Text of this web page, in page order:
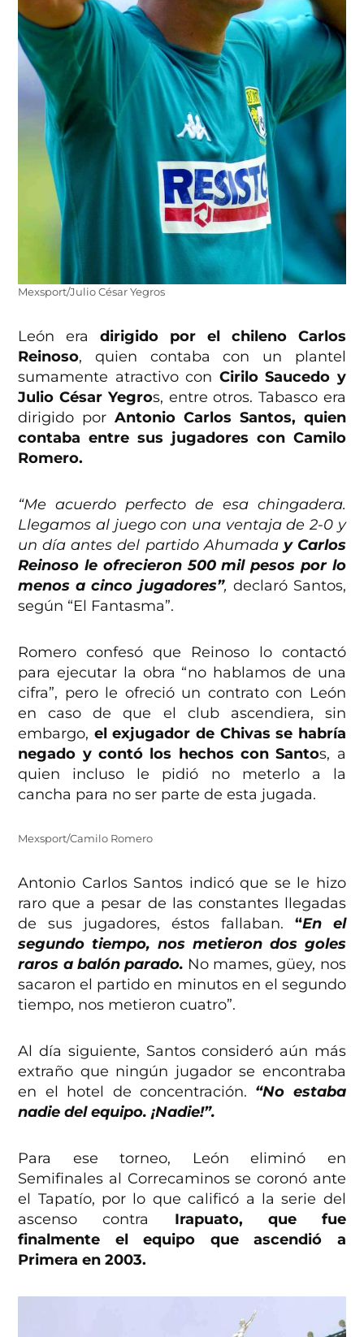
Mexsport/Julio César Yegros
León eradirigido por el chileno Carlos
Reinoso, quien contaba con un plantel
sumamente atractivo con Cirilo Saucedo y
Julio César Yegros, entre otros. Tabasco era
dirigido porAntonio Carlos Santos, quien
contaba entre sus jugadores con Camilo
Romero.
“Me acuerdo perfecto de esa chingadera.
Llegamos al juego con una ventaja de 2-0 y
un día antes del partido Ahumada y Carlos
Reinoso le ofrecieron 500 mil pesos por lo
menos a cinco jugadores”, declaró Santos,
según “El Fantasma”.
Romero confesó que Reinoso lo contactó
para ejecutar la obra “no hablamos de una
cifra”, pero le ofreció un contrato con León
en caso de que el club ascendiera, sin
embargo, el exjugador de Chivas se habría
negado y contó los hechos con Santos, a
quien incluso le pidió no meterlo a la
cancha para no ser parte de esta jugada.
Mexsport/Camilo Romero
Antonio Carlos Santos indicó que se le hizo
raro que a pesar de las constantes llegadas
de sus jugadores, éstos fallaban. “En el
segundo tiempo, nos metieron dos goles
raros a balón parado. No mames, güey, nos
sacaron el partido en minutos en el segundo
tiempo, nos metieron cuatro”.
Al día siguiente, Santos consideró aún más
extraño que ningún jugador se encontraba
en el hotel de concentración. “No estaba
nadie del equipo. ¡Nadie!”.
Para ese torneo, León eliminó en
Semifinales al Correcaminos se coronó ante
el Tapatío, por lo que calificó a la serie del
ascenso contra
Irapuato, que fue
finalmente el equipo que ascendió a
Primera en 2003.